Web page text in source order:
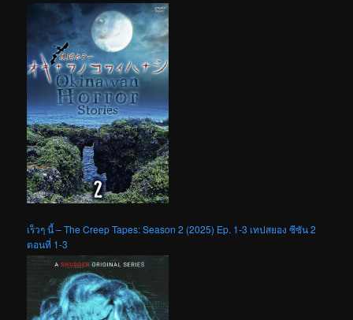
เร็วๆ นี้ – The Creep Tapes: Season 2 (2025) Ep. 1-3 เทปสยอง ซีซัน 2
ตอนที่ 1-3